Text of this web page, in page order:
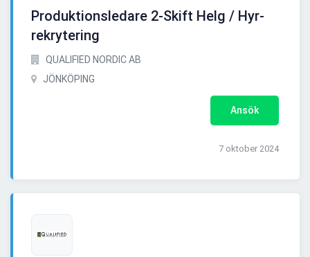
Produktionsledare 2-Skift Helg / Hyr-
rekrytering
QUALIFIED NORDIC AB
JÖNKÖPING
Ansök
7 oktober 2024